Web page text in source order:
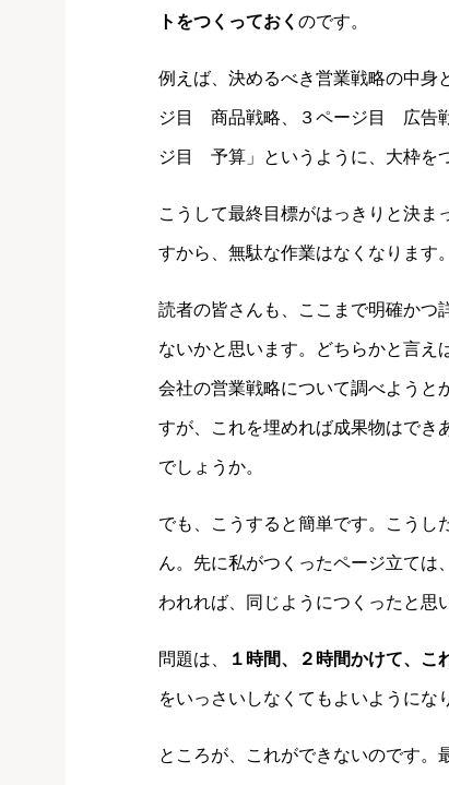
トをつくっておく のです。
例えば、決めるべき営業戦略の中
ジ目 商品戦略、３ページ目 広告
ジ目 予算」というように、大枠を
こうして最終目標がはっきりと決
すから、無駄な作業はなくなります
読者の皆さんも、ここまで明確かつ
ないかと思います。どちらかと言え
会社の営業戦略について調べようと
すが、これを埋めれば成果物はでき
でしょうか。
でも、こうすると簡単です。こうし
ん。先に私がつくったページ立て
われれば、同じようにつくったと思
問題は、 １時間、２時間かけて、こ
をいっさいしなくてもよいようにな
ところが、これができないのです。